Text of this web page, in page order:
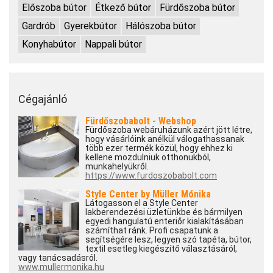
Előszoba bútor
Étkező bútor
Fürdőszoba bútor
Gardrób
Gyerekbútor
Hálószoba bútor
Konyhabútor
Nappali bútor
Cégajánló
Fürdőszobabolt - Webshop
Fürdőszoba webáruházunk azért jött létre,
hogy vásárlóink anélkül válogathassanak
több ezer termék közül, hogy ehhez ki
kellene mozdulniuk otthonukból,
munkahelyükről.
https://www.furdoszobabolt.com
Style Center by Müller Mónika
Látogasson el a Style Center
lakberendezési üzletünkbe és bármilyen
egyedi hangulatú enteriőr kialakításában
számíthat ránk. Profi csapatunk a
segítségére lesz, legyen szó tapéta, bútor,
textil esetleg kiegészítő választásáról,
vagy tanácsadásról.
www.mullermonika.hu